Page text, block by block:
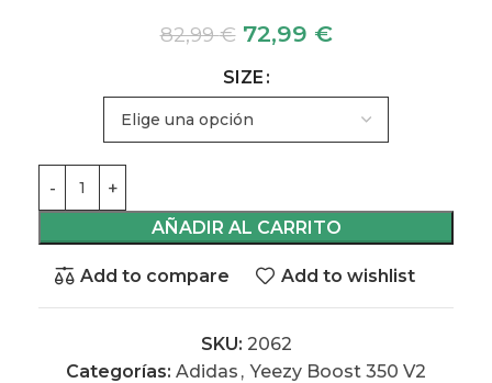
82,99€ 72,99 €
SIZE
AÑADIR AL CARRITO
Add to compare Add to wishlist
SKU: 2062
Categorías: Adidas , Yeezy Boost 350 V2